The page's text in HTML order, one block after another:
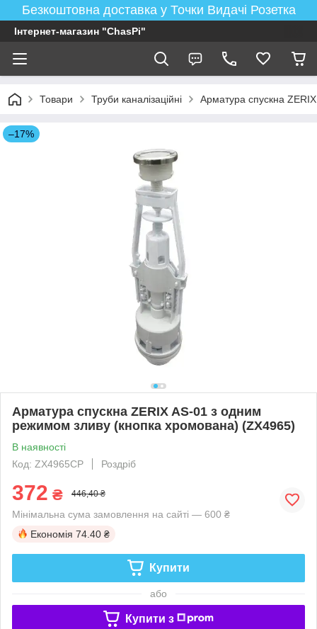
Безкоштовна доставка у Точки Видачі Розетка
Інтернет-магазин "ChasPi"
Товари Труби каналізаційні Арматура спускна
–17%
Арматура спускна ZERIX AS-01 з одним
режимом зливу (кнопка хромована) (ZX4965)
В наявності
Код: ZX4965CP
Роздріб
372 ₴ 446,40 ₴
Мінімальна сума замовлення на сайті — 600 ₴
Економія 74.40 ₴
Купити
або
Купити з